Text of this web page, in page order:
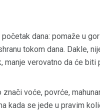
dana: pomaže u
tokom dana. Dakle,
manje verovatno da će
znači voće, povrće,
kada se jede u pravim